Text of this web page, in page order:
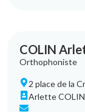
COLIN
Orthophoniste
2 place de la
Arlette COLIN